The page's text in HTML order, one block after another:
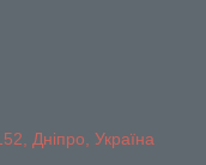
Дніпро, Україна